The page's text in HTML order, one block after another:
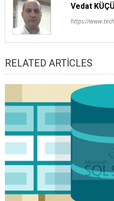
Vedat
https://
RELATED ARTICLES